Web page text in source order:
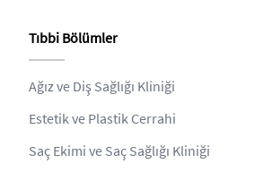
Tıbbi Bölümler
Ağız ve Diş Sağlığı Kliniği
Estetik ve Plastik Cerrahi
Saç Ekimi ve Saç Sağlığı Kliniği